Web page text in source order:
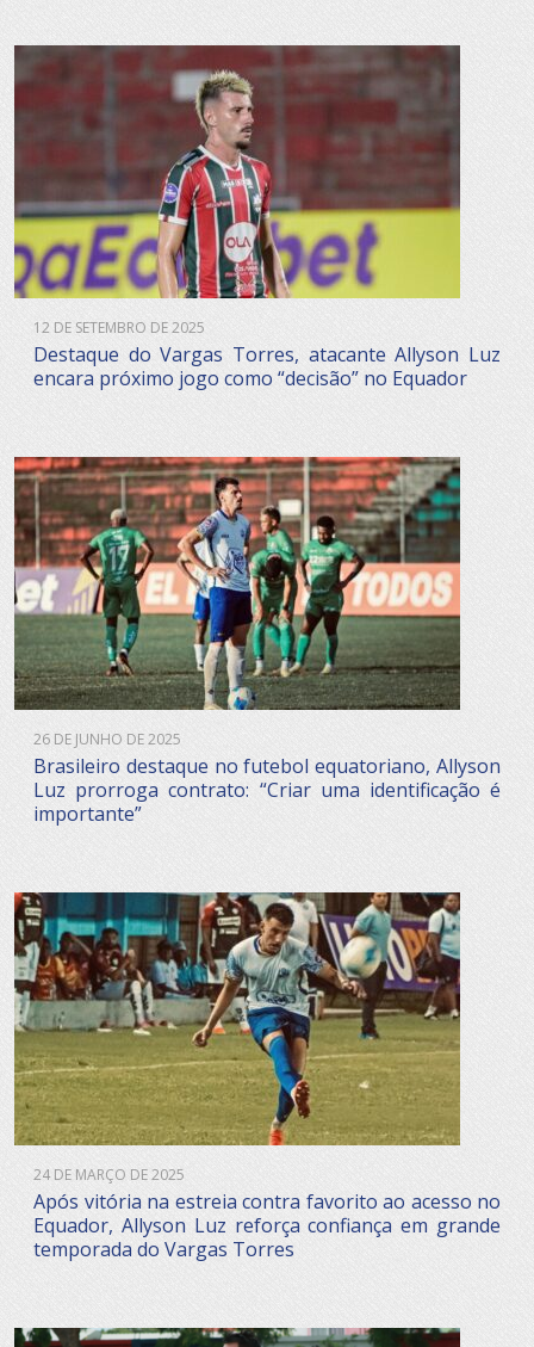
12 DE SETEMBRO DE 2025
Destaque do Vargas Torres, atacante Allyson Luz
encara próximo jogo como “decisão” no Equador
26 DE JUNHO DE 2025
Brasileiro destaque no futebol equatoriano, Allyson
Luz prorroga contrato: “Criar uma identificação é
importante”
24 DE MARÇO DE 2025
Após vitória na estreia contra favorito ao acesso no
Equador, Allyson Luz reforça confiança em grande
temporada do Vargas Torres